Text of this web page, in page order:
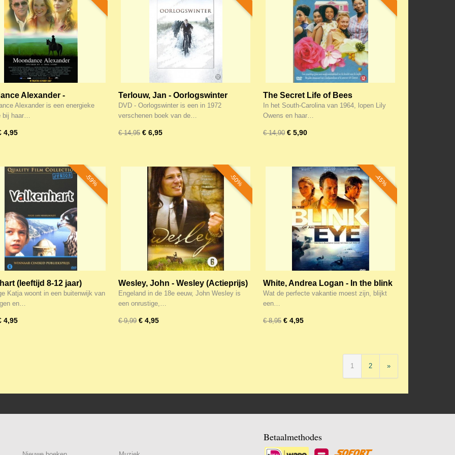
Alexander -
Alexander is een energieke
bij haar…
4,95
Terlouw, Jan - Oorlogswinter
DVD - Oorlogswinter is een in 1972
verschenen boek van de…
€ 14,95 € 6,95
The Secret Life of Bees
In het South-Carolina van 1964, lopen Lily
Owens en haar…
€ 14,90 € 5,90
-59%
(leeftijd 8-12 jaar)
Katja woont in een buitenwijk van
en…
4,95
-50%
Wesley, John - Wesley (Actieprijs)
Engeland in de 18e eeuw, John Wesley is
een onrustige,…
€ 9,99 € 4,95
-45%
White, Andrea Logan - In the blink
of an eye (Actie!)
Wat de perfecte vakantie moest zijn, blijkt
een…
€ 8,95 € 4,95
1 2 »
Betaalmethodes